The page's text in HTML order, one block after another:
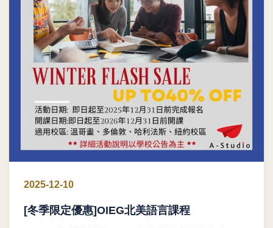
2025-12-10
[冬季限定優惠]OIEG北美語言課程